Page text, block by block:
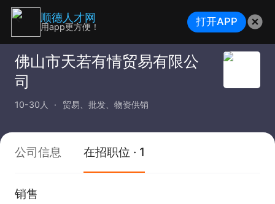
佛山市天若有情贸易有限公
司
10-30人 贸易、批发、物资供销
公司信息 在招职位 · 1
销售
顺德人才网
用app更方便！ 打开APP